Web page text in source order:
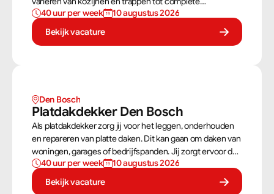
dakconstructies en gevels. Aan de hand van
bouwtekeningen zorg jij ervoor dat een constructie
zowel stevig als netjes is afgewerkt.
40 uur per week
10 augustus 2026
Bekijk vacature
Den Bosch
Platdakdekker Den Bosch
Als platdakdekker zorg jij voor het leggen, onderhouden
en repareren van platte daken. Dit kan gaan om daken van
woningen, garages of bedrijfspanden. Jij zorgt ervoor dat
deze daken tegen alle weersomstandigheden kunnen,
zoals regen, sneeuw en wind.
40 uur per week
10 augustus 2026
Bekijk vacature